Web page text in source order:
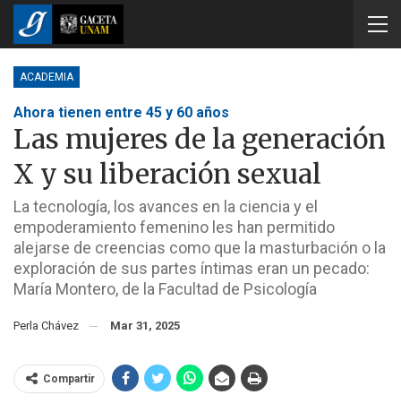
ACADEMIA
Ahora tienen entre 45 y 60 años
Las mujeres de la generación
X y su liberación sexual
La tecnología, los avances en la ciencia y el
empoderamiento femenino les han permitido
alejarse de creencias como que la masturbación o la
exploración de sus partes íntimas eran un pecado:
María Montero, de la Facultad de Psicología
Perla Chávez Mar 31, 2025
Compartir